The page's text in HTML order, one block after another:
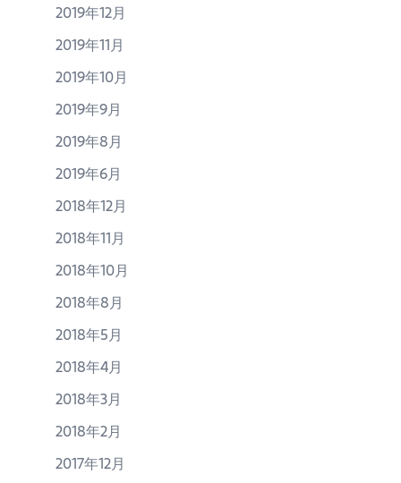
2019年12月
2019年11月
2019年10月
2019年9月
2019年8月
2019年6月
2018年12月
2018年11月
2018年10月
2018年8月
2018年5月
2018年4月
2018年3月
2018年2月
2017年12月